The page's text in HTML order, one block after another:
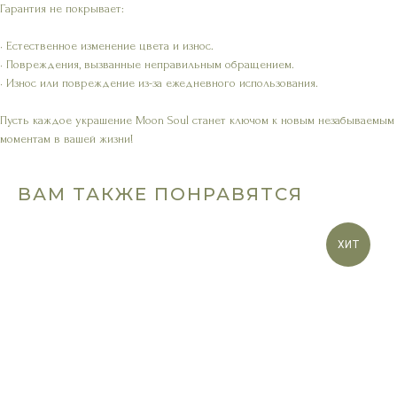
Гарантия не покрывает:
• Естественное изменение цвета и износ.
• Повреждения, вызванные неправильным обращением.
• Износ или повреждение из-за ежедневного использования.
Пусть каждое украшение Moon Soul станет ключом к новым незабываемым
моментам в вашей жизни!
ВАМ ТАКЖЕ ПОНРАВЯТСЯ
ХИТ